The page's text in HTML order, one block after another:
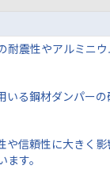
震性やアルミニ
る鋼材ダンパー
信頼性に大きく
す。